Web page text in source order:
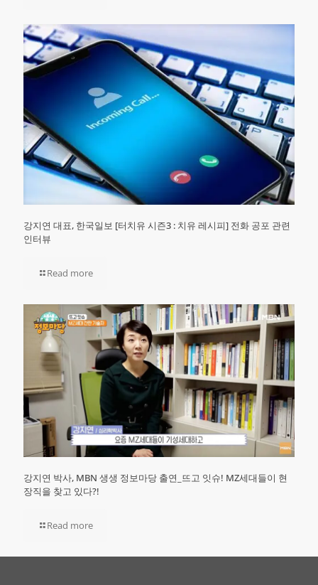
강지연 대표, 한국일보 [터치유 시즌3 : 치유 레시피] 전화 공포 관련
인터뷰
Read more
강지연 박사, MBN 생생 정보마당 출연_뜨고 잇슈! MZ세대들이 현
장직을 찾고 있다?!
Read more